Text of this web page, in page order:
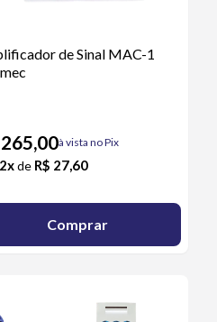
de Sinal MAC-1
à vista no Pix
de R$ 27,60
Comprar